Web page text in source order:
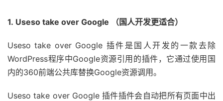
1. Useso take over Google （国人开发更适合）
Useso take over Google 插件是国人开发的一款去除
WordPress程序中Google资源引用的插件，它通过使用国
内的360前端公共库替换Google资源调用。
Useso take over Google 插件插件会自动把所有页面中出